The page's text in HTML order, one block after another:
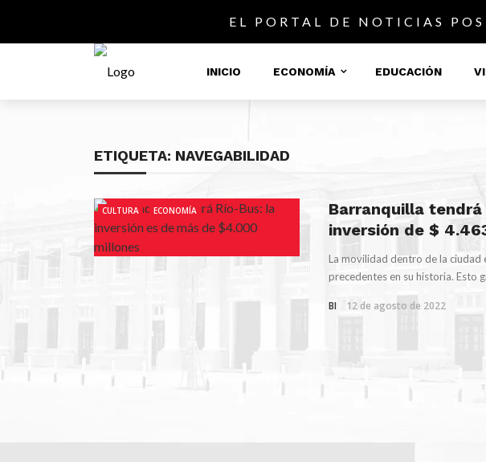
EL PORTAL DE NOTICIAS
INICIO ECONOMÍA EDUCACIÓN
ETIQUETA: NAVEGABILIDAD
CULTURA ECONOMÍA
Barranquilla
inversión de $
La movilidad dentro de la ciudad
precedentes en su historia. Esto
BI 12 de agosto de 2022